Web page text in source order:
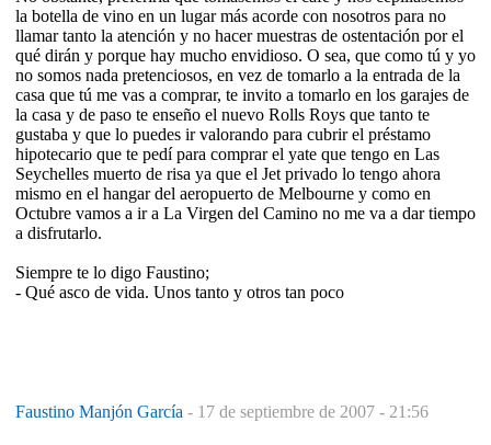
la botella de vino en un lugar más acorde con nosotros para no
llamar tanto la atención y no hacer muestras de ostentación por el
qué dirán y porque hay mucho envidioso. O sea, que como tú y yo
no somos nada pretenciosos, en vez de tomarlo a la entrada de la
casa que tú me vas a comprar, te invito a tomarlo en los garajes de
la casa y de paso te enseño el nuevo Rolls Roys que tanto te
gustaba y que lo puedes ir valorando para cubrir el préstamo
hipotecario que te pedí para comprar el yate que tengo en Las
Seychelles muerto de risa ya que el Jet privado lo tengo ahora
mismo en el hangar del aeropuerto de Melbourne y como en
Octubre vamos a ir a La Virgen del Camino no me va a dar tiempo
a disfrutarlo.
Siempre te lo digo Faustino;
- Qué asco de vida. Unos tanto y otros tan poco
Faustino Manjón García - 17 de septiembre de 2007 - 21:56